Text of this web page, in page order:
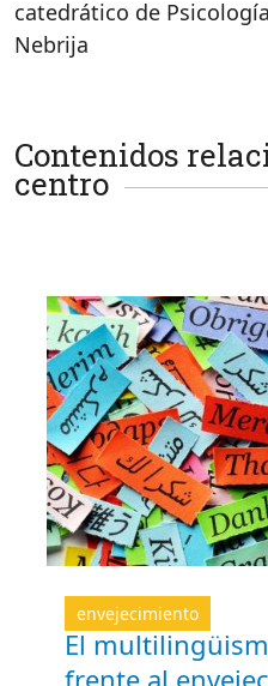
catedrático de
Nebrija
Contenidos
centro
envejecimiento
El
frente al